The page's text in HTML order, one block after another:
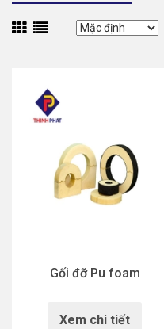
Gối đỡ Pu foam
Xem chi tiết